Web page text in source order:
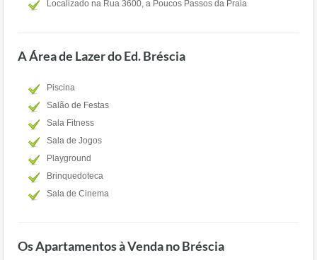
Localizado na Rua 3600, a Poucos Passos da Praia
A Área de Lazer do Ed. Bréscia
Piscina
Salão de Festas
Sala Fitness
Sala de Jogos
Playground
Brinquedoteca
Sala de Cinema
Os Apartamentos à Venda no Bréscia